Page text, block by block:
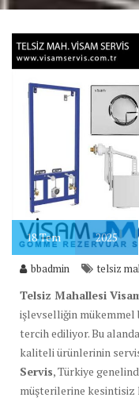
18Tem 2025
bbadmin telsiz
Telsiz Mahallesi
işlevselliğin
tercih ediliyor. Bu
kaliteli ürünlerinin
Servis, Türkiye
müşterilerine kesintisiz